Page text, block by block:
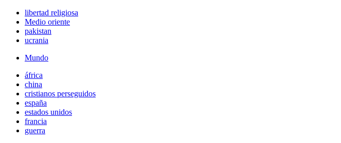
libertad religiosa
Medio oriente
pakistan
ucrania
Mundo
áfrica
china
cristianos perseguidos
españa
estados unidos
francia
guerra